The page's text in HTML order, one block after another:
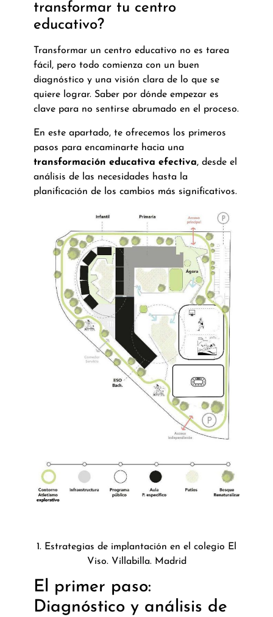
transformar tu centro
educativo?
Transformar un centro educativo no es tarea
fácil, pero todo comienza con un buen
diagnóstico y una visión clara de lo que se
quiere lograr. Saber por dónde empezar es
clave para no sentirse abrumado en el proceso.
En este apartado, te ofrecemos los primeros
pasos para encaminarte hacia una
transformación educativa efectiva, desde el
análisis de las necesidades hasta la
planificación de los cambios más significativos.
1. Estrategias de implantación en el colegio El
Viso. Villabilla. Madrid
El primer paso:
Diagnóstico y análisis de